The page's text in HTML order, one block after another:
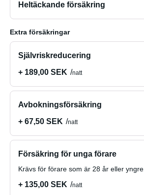
Heltäckande försäkring
Extra försäkringar
Självriskreducering
+ 189,00 SEK
natt
Avbokningsförsäkring
+ 67,50 SEK
natt
Försäkring för unga förare
Krävs för förare som är 28 år eller yngre.
+ 135,00 SEK natt